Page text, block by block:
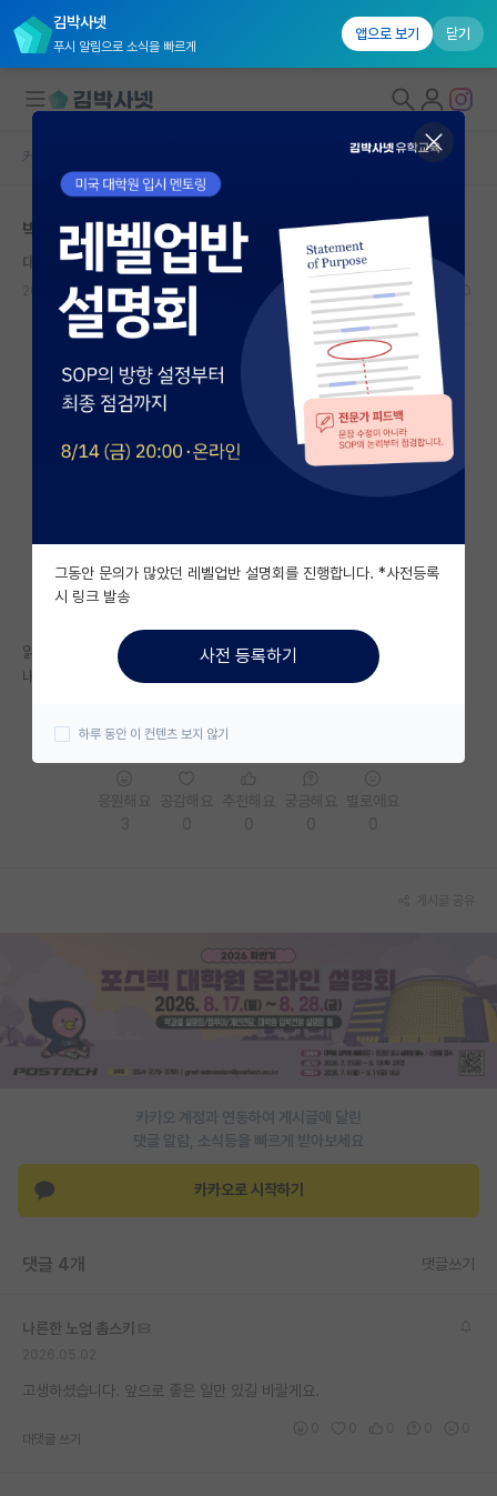
김박사넷
푸시 알림으로 소식을 빠르게
앱으로 보기 닫기
대학원생 모집
국내대학원 정보
연구실&오픈랩
커뮤니티
커뮤니티 홈
전체글보기
베스트 게시판
자유 게시판(아무개랩)
미국 유학 게시판
미국 대학원 합격 후기 게시판
대학원생 모집 게시판
연구실(PI) 홍보 게시판
임용 후기 게시판
PI 전용 게시판
인문사회 계열 게시판
특수/전문대학원 게시판
반도체/AI 게시판
학술 정보 게시판
커리어
유학교육
이벤트
커뮤니티 홈
박사 3년차 master out, 뭘해야할지 모르겠습니다
대담한 윌리엄 켈빈
2026.05.02 4 1597
읽어주시고 조언 주셔서 감사합니다
내용은 삭제하였습니다
카카오 계정과 연동하여 게시글에 달린
댓글 알람, 소식등을 빠르게 받아보세요
카카오로 시작하기
댓글 4개 댓글쓰기
나른한 노엄 촘스키
고생하셨습니다. 앞으로 좋은 일만 있길 바랄게요.
대댓글 쓰기
그동안 문의가 많았던 레벨업반 설명회를 진행합니다. *사전등록
시 링크 발송
사전 등록하기
하루 동안 이 컨텐츠 보지 않기